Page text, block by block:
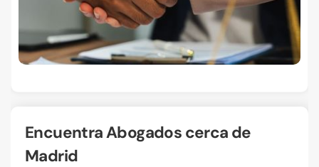
Encuentra Abogados cerca de
Madrid